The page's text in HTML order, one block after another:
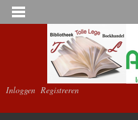
Inloggen Registreren